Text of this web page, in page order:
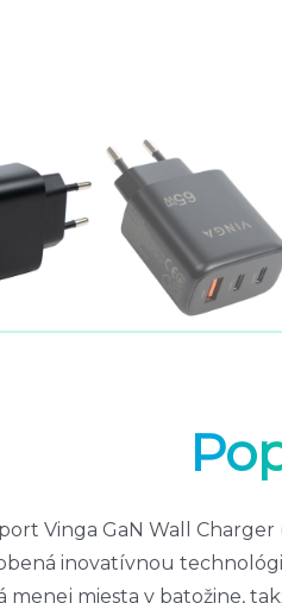
port Vinga GaN Wall
inovatívnou
menej miesta v batožine,